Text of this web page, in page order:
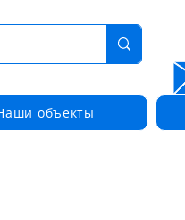
объекты